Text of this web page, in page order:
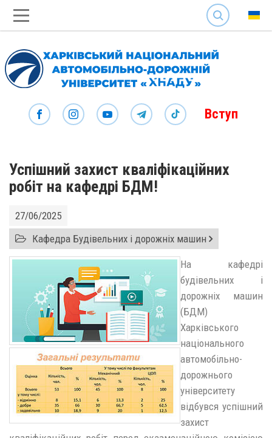
SEARCH
Вступ
Успішний захист кваліфікаційних
робіт на кафедрі БДМ!
27/06/2025
Кафедра Будівельних і дорожніх машин
На кафедрі
будівельних і
дорожніх машин
(БДМ)
Харківського
національного
автомобільно-
дорожнього
університету
відбувся успішний
захист